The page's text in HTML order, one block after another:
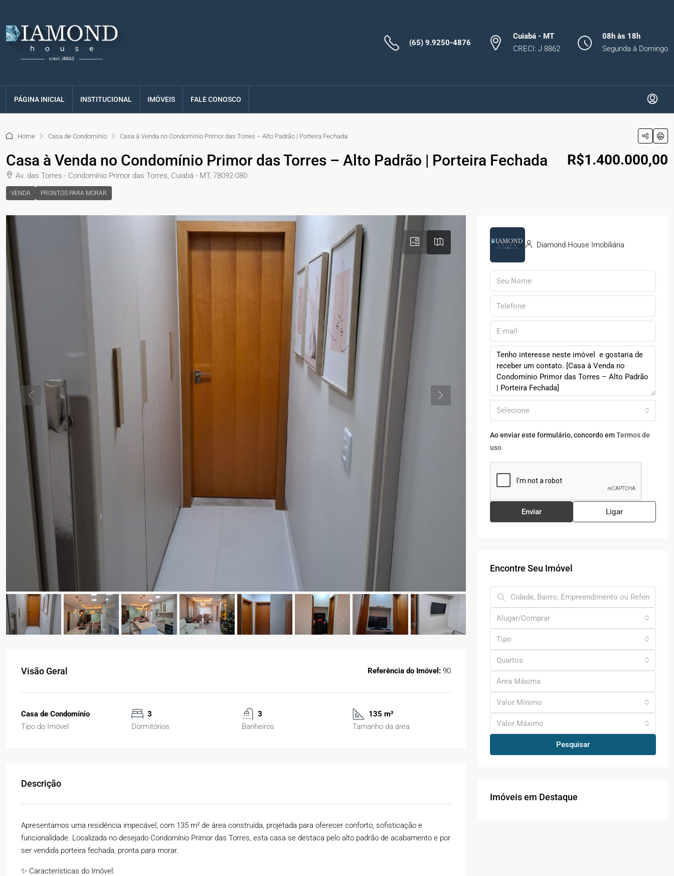
(65) 9.9250-4876
Cuiabá - MT
CRECI: J 8862
08h às 18h
Segunda à Domingo
PÁGINA INICIAL INSTITUCIONAL IMÓVEIS FALE CONOSCO
Home Casa de Condomínio Casa à Venda no Condomínio Primor das Torres – Alto Padrão | Porteira Fechada
Casa à Venda no Condomínio Primor das Torres – Alto Padrão | Porteira Fechada
Av. das Torres - Condomínio Primor das Torres, Cuiabá - MT, 78092-080
VENDA PRONTOS PARA MORAR
R$1.400.000,00
Visão Geral Referência do Imóvel:90
Casa de Condomínio
Tipo do Imóvel
3
Dormitórios
3
Banheiros
135 m²
Tamanho da área
Descrição
Apresentamos uma residência impecável, com 135 m² de área construída, projetada para oferecer conforto, sofisticação e
funcionalidade. Localizada no desejado Condomínio Primor das Torres, esta casa se destaca pelo alto padrão de acabamento e por
ser vendida porteira fechada, pronta para morar.
✨ Características do Imóvel:
Diamond House Imobiliária
Selecione
Ao enviar este formulário, concordo emTermos de
uso
Enviar Ligar
Encontre Seu Imóvel
Alugar/Comprar
Tipo
Quartos
Valor Mínimo
Valor Máximo
Pesquisar
Imóveis em Destaque